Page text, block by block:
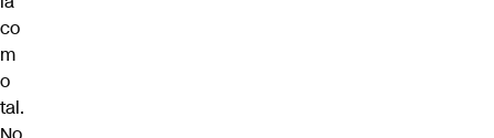
co
m
o
tal.